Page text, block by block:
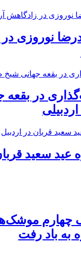
نوروزی
در بقعه
عید سعید
چهارم